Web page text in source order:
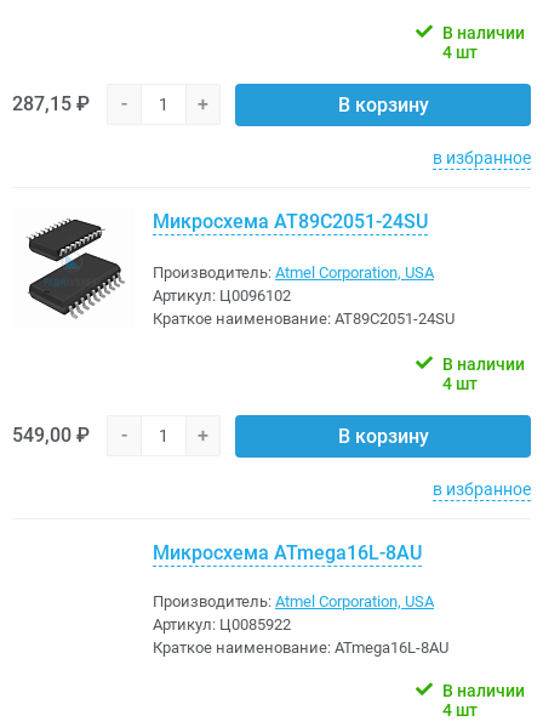
В наличии
4 шт
287,15 ₽ - + В корзину
в избранное
Микросхема AT89C2051-24SU
Производитель: Atmel Corporation, USA
Артикул: Ц0096102
Краткое наименование: AT89C2051-24SU
В наличии
4 шт
549,00 ₽ - + В корзину
в избранное
Микросхема ATmega16L-8AU
Производитель: Atmel Corporation, USA
Артикул: Ц0085922
Краткое наименование: ATmega16L-8AU
В наличии
4 шт